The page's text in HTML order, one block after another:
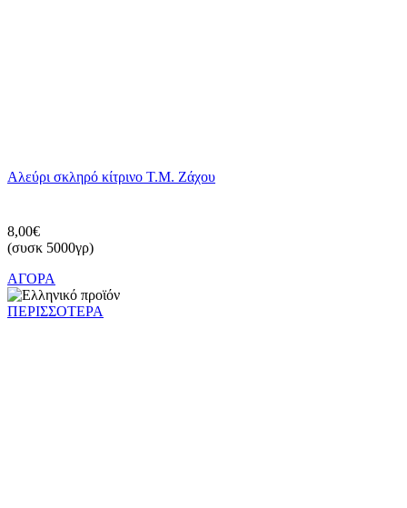
Αλεύρι σκληρό κίτρινο Τ.Μ. Ζάχου
8,00€
(συσκ 5000γρ)
ΑΓΟΡΑ
ΠΕΡΙΣΣΟΤΕΡΑ